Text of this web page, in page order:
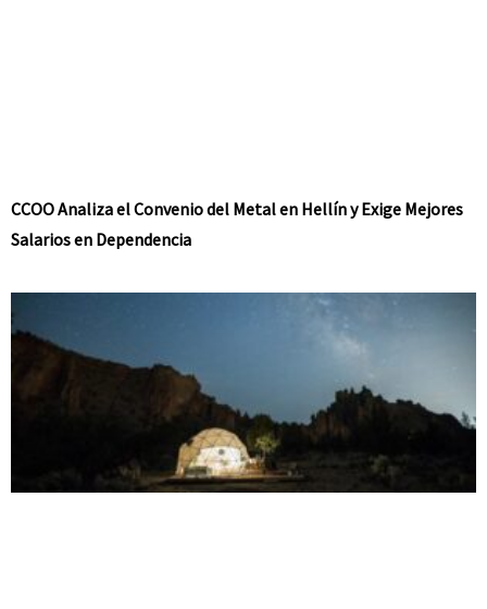
CCOO Analiza el Convenio del Metal en Hellín y Exige Mejores
Salarios en Dependencia